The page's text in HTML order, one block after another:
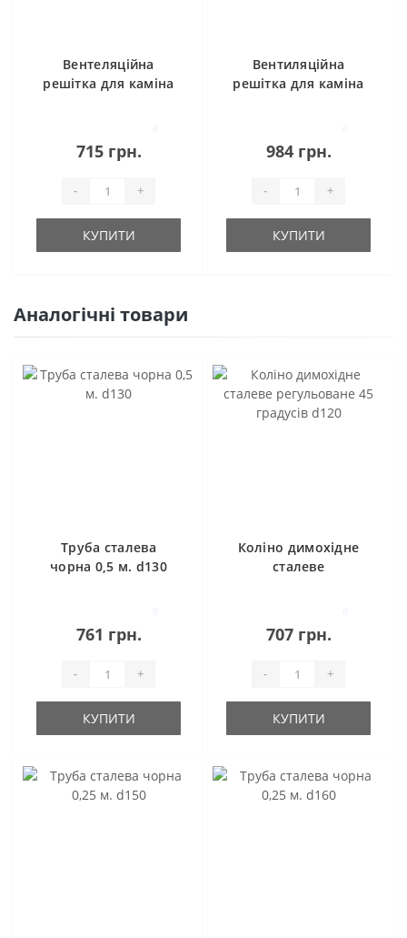
Вентеляційна
решітка для каміна
715 грн.
- +
КУПИТИ
Вентиляційна
решітка для каміна
984 грн.
- +
КУПИТИ
Аналогічні товари
Труба сталева
чорна 0,5 м. d130
761 грн.
- +
КУПИТИ
Коліно димохідне
сталеве
707 грн.
- +
КУПИТИ